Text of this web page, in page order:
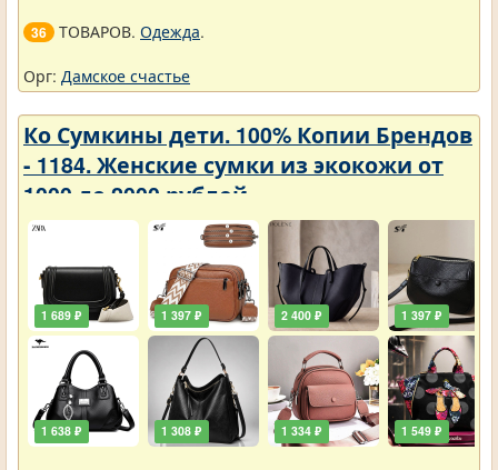
36 ТОВАРОВ. Одежда.
Орг: Дамское счастье
Ко Сумкины дети. 100% Копии Брендов
- 1184. Женские сумки из экокожи от
1000 до 2000 рублей
1 689 ₽
1 638 ₽
1 397 ₽
1 308 ₽
2 400 ₽
1 334 ₽
1 397 ₽
1 549 ₽